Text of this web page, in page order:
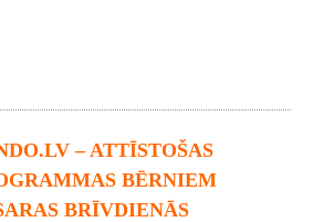
– ATTĪSTOŠAS
BĒRNIEM
BRĪVDIENĀS